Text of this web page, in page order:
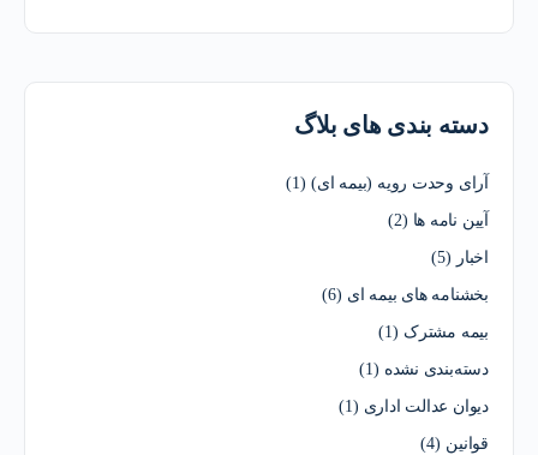
دسته بندی های بلاگ
آرای وحدت رویه (بیمه ای)(1)
آیین نامه ها (2)
اخبار (5)
بخشنامه های بیمه ای (6)
بیمه مشترک (1)
دسته‌بندی نشده (1)
دیوان عدالت اداری (1)
قوانین (4)